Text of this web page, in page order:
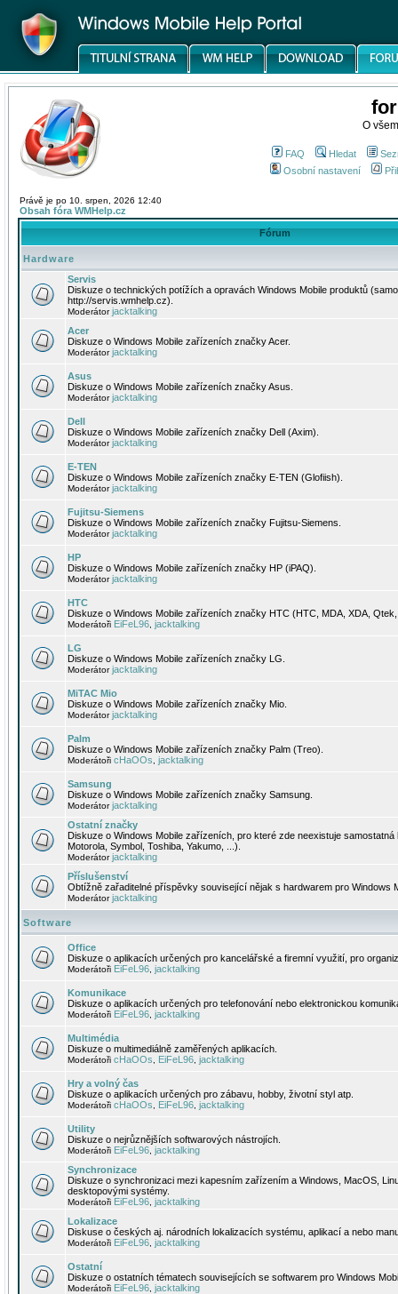
O
FAQ Hledat
Osobní nastavení
Právě je po 10. srpen, 2026 12:40
Obsah fóra WMHelp.cz
Fórum
Hardware
Servis
Diskuze o technických potížích a opravách Windows Mobile produktů
http://servis.wmhelp.cz).
Moderátorjacktalking
Acer
Diskuze o Windows Mobile zařízeních značky Acer.
Moderátorjacktalking
Asus
Diskuze o Windows Mobile zařízeních značky Asus.
Moderátorjacktalking
Dell
Diskuze o Windows Mobile zařízeních značky Dell (Axim).
Moderátorjacktalking
E-TEN
Diskuze o Windows Mobile zařízeních značky E-TEN (Glofiish).
Moderátorjacktalking
Fujitsu-Siemens
Diskuze o Windows Mobile zařízeních značky Fujitsu-Siemens.
Moderátorjacktalking
HP
Diskuze o Windows Mobile zařízeních značky HP (iPAQ).
Moderátorjacktalking
HTC
Diskuze o Windows Mobile zařízeních značky HTC (HTC, MDA, XDA,
Moderátoři EiFeL96 jacktalking
LG
Diskuze o Windows Mobile zařízeních značky LG.
Moderátorjacktalking
MiTAC Mio
Diskuze o Windows Mobile zařízeních značky Mio.
Moderátorjacktalking
Palm
Diskuze o Windows Mobile zařízeních značky Palm (Treo).
Moderátoři cHaOOs jacktalking
Samsung
Diskuze o Windows Mobile zařízeních značky Samsung.
Moderátorjacktalking
Ostatní značky
Diskuze o Windows Mobile zařízeních, pro které zde neexistuje
Motorola, Symbol, Toshiba, Yakumo, ...).
Moderátorjacktalking
Příslušenství
Obtížně zařaditelné příspěvky související nějak s hardwarem pro Windows
Moderátorjacktalking
Software
Office
Diskuze o aplikacích určených pro kancelářské a firemní využití, pro
Moderátoři EiFeL96 jacktalking
Komunikace
Diskuze o aplikacích určených pro telefonování nebo elektronickou
Moderátoři EiFeL96 jacktalking
Multimédia
Diskuze o multimediálně zaměřených aplikacích.
Moderátoři cHaOOs EiFeL96 jacktalking
Hry a volný čas
Diskuze o aplikacích určených pro zábavu, hobby, životní styl atp.
Moderátoři cHaOOs EiFeL96 jacktalking
Utility
Diskuze o nejrůznějších softwarových nástrojích.
Moderátoři EiFeL96 jacktalking
Synchronizace
Diskuze o synchronizaci mezi kapesním zařízením a Windows, MacOS,
desktopovými systémy.
Moderátoři EiFeL96 jacktalking
Lokalizace
Diskuse o českých aj. národních lokalizacích systému, aplikací a nebo
Moderátoři EiFeL96 jacktalking
Ostatní
Diskuze o ostatních tématech souvisejících se softwarem pro Windows
Moderátoři EiFeL96 jacktalking